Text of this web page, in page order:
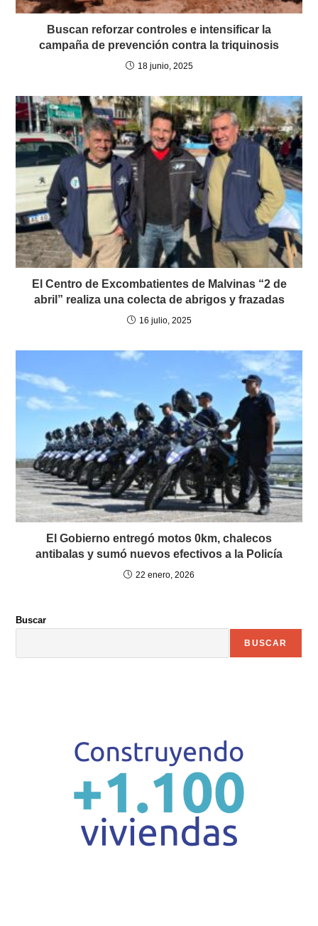
Buscan reforzar controles e intensificar la
campaña de prevención contra la triquinosis
18 junio, 2025
El Centro de Excombatientes de Malvinas “2 de
abril” realiza una colecta de abrigos y frazadas
16 julio, 2025
El Gobierno entregó motos 0km, chalecos
antibalas y sumó nuevos efectivos a la Policía
22 enero, 2026
Buscar
BUSCAR